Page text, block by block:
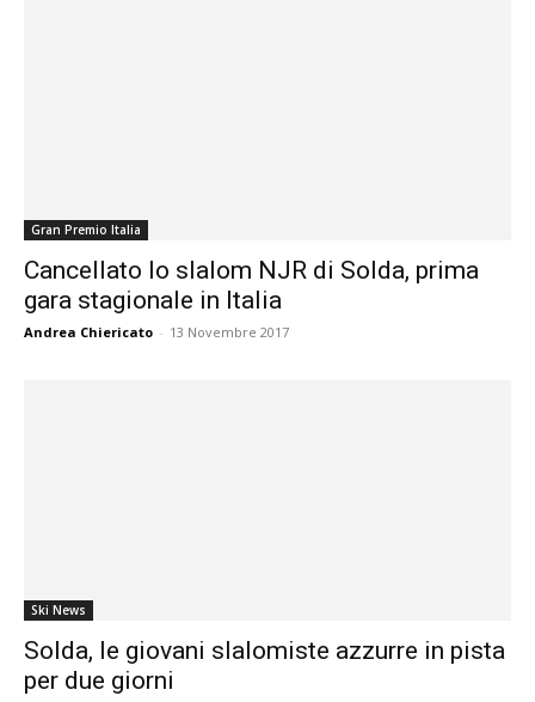
Gran Premio Italia
Cancellato lo slalom NJR di Solda, prima
gara stagionale in Italia
Andrea Chiericato - 13 Novembre 2017
Ski News
Solda, le giovani slalomiste azzurre in pista
per due giorni